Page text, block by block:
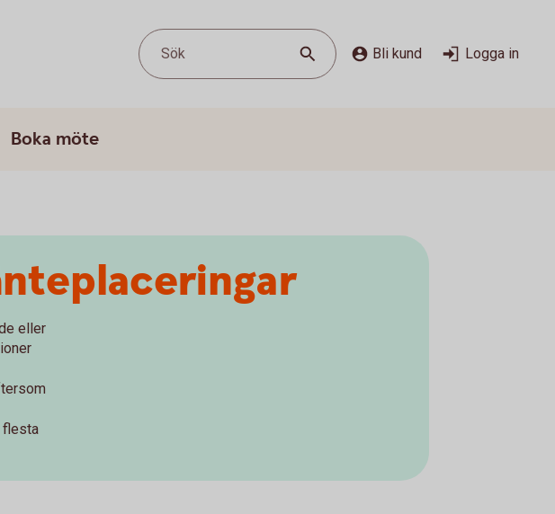
Sök Bli kund Logga in
Boka möte
eller
flesta